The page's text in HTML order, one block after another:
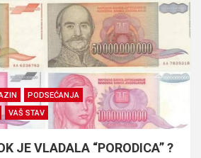
PODSEĆANJA
VAŠ STAV
JE VLADALA “PORODICA” ?